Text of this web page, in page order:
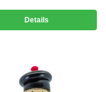
Details